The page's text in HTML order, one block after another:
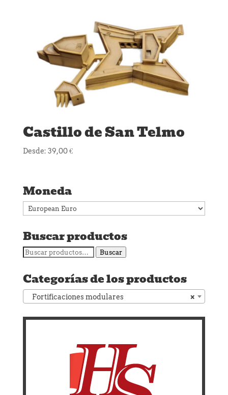
Castillo de San Telmo
Desde: 39,00€
Moneda
Buscar productos
Buscar
Buscar
Categorías de los productos
×
Fortificaciones modulares